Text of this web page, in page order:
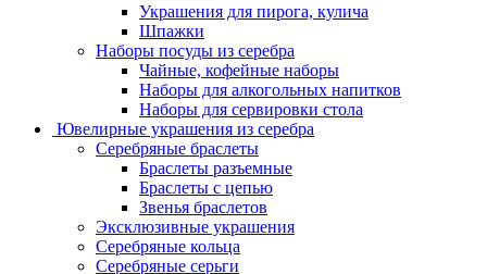
Украшения для пирога, кулича
Шпажки
Наборы посуды из серебра
Чайные, кофейные наборы
Наборы для алкогольных напитков
Наборы для сервировки стола
Ювелирные украшения из серебра
Серебряные браслеты
Браслеты разъемные
Браслеты с цепью
Звенья браслетов
Эксклюзивные украшения
Серебряные кольца
Серебряные серьги